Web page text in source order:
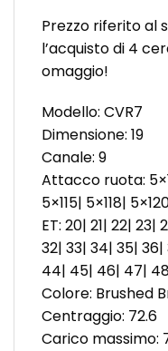
Prezzo riferito al
l’acquisto di 4
omaggio!
Modello: CVR7
Dimensione: 19
Canale: 9
Attacco ruota:
5×115| 5×118|
ET: 20| 21| 22| 23|
32| 33| 34| 35|
44| 45| 46| 47|
Colore: Brushed
Centraggio: 72.6
Carico massimo: